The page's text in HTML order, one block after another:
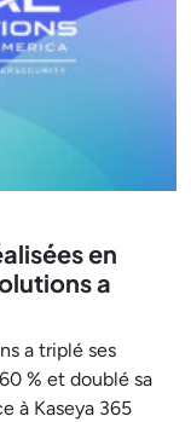
en
a
a triplé ses
% et doublé sa
à Kaseya 365